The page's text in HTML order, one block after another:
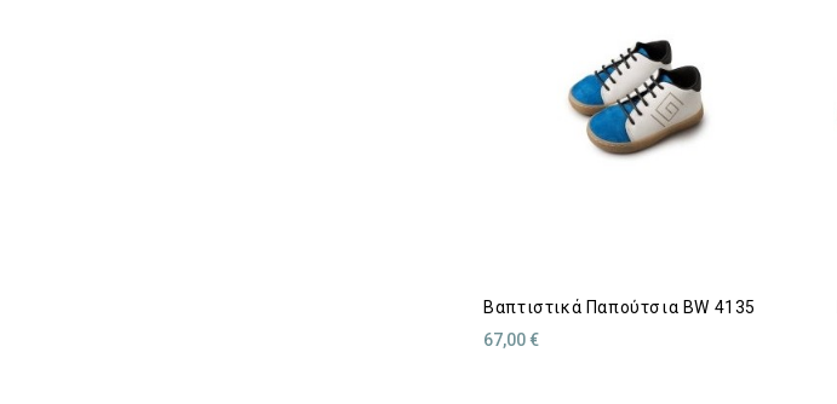
Βαπτιστικά Παπούτσια BW 4135
67,00 €